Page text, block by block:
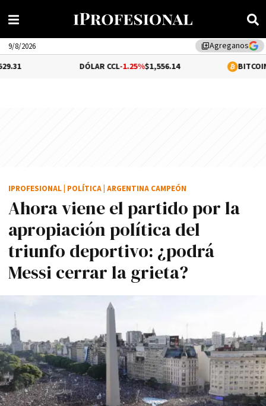
library_addAgreganos
9/8/2026
-1.25%$1,556.14 0.21%
Ahora viene el partido por la
apropiación política del
triunfo deportivo: ¿podrá
Messi cerrar la grieta?
IPROFESIONAL POLÍTICA ARGENTINA CAMPEÓN